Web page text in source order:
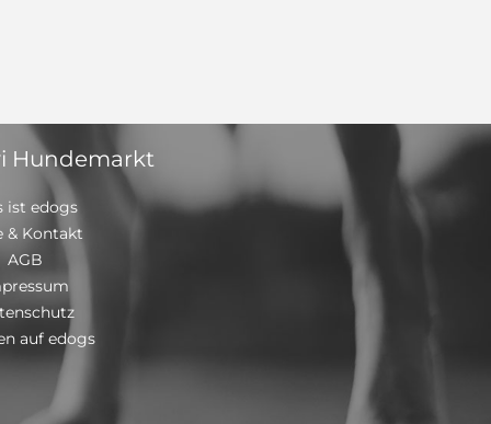
Hundemarkt
ist edogs
& Kontakt
AGB
auf edogs